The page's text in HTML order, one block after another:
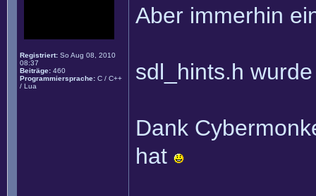
Registriert: So Aug 08, 2010
08:37
Beiträge: 460
Programmiersprache: C / C++
/ Lua
Aber immerhin
sdl_hints.h
Dank
hat